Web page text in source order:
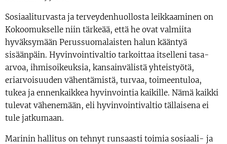
Sosiaaliturvasta ja terveydenhuollosta leikkaaminen on
Kokoomukselle niin tärkeää, että he ovat valmiita
hyväksymään Perussuomalaisten halun kääntyä
sisäänpäin. Hyvinvointivaltio tarkoittaa itselleni tasa-
arvoa, ihmisoikeuksia, kansainvälistä yhteistyötä,
eriarvoisuuden vähentämistä, turvaa, toimeentuloa,
tukea ja ennenkaikkea hyvinvointia kaikille. Nämä kaikki
tulevat vähenemään, eli hyvinvointivaltio tällaisena ei
tule jatkumaan.
Marinin hallitus on tehnyt runsaasti toimia sosiaali- ja